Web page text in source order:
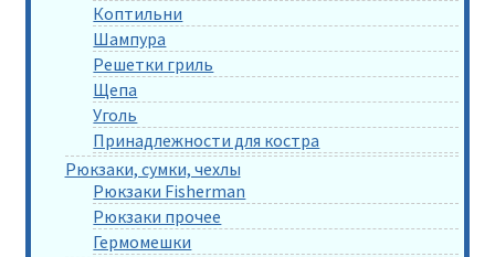
Коптильни
Шампура
Решетки гриль
Щепа
Уголь
Принадлежности для костра
Рюкзаки, сумки, чехлы
Рюкзаки Fisherman
Рюкзаки прочее
Гермомешки